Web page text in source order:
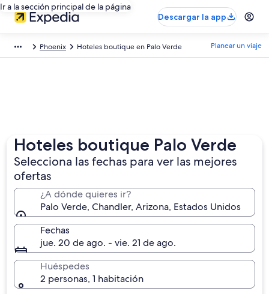
Ir a la sección principal de la página
Descargar la app
Phoenix Hoteles boutique en Palo Verde Planear un viaje
Hoteles boutique Palo Verde
Selecciona las fechas para ver las mejores
ofertas
¿A dónde quieres ir?
Palo Verde, Chandler, Arizona, Estados Unidos
Fechas
jue. 20 de ago. - vie. 21 de ago.
Huéspedes
2 personas, 1 habitación